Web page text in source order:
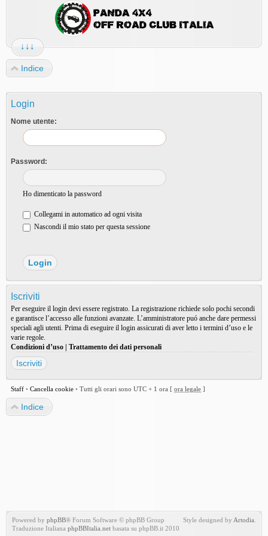
↓↓↓
Indice
Login
Nome utente:
Password:
Ho dimenticato la password
Collegami in automatico ad ogni visita
Nascondi il mio stato per questa sessione
Iscriviti
Per eseguire il login devi essere registrato. La registrazione richiede solo pochi secondi
e garantisce l’accesso alle funzioni avanzate. L’amministratore puó anche dare permessi
speciali agli utenti. Prima di eseguire il login assicurati di aver letto i termini d’uso e le
varie regole.
Condizioni d’uso
Trattamento dei dati personali
Iscriviti
Staff • Cancella cookie • Tutti gli orari sono UTC + 1 ora [ ora legale ]
Indice
Powered by phpBB® Forum Software © phpBB Group
Traduzione Italiana phpBBItalia.net basata su phpBB.it 2010
Style designed by Artodia